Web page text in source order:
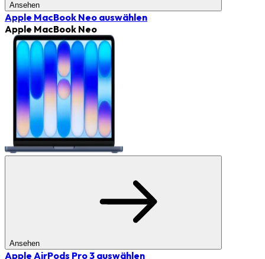
Ansehen
Apple MacBook Neo auswählen
Apple MacBook Neo
Ansehen
Apple AirPods Pro 3 auswählen